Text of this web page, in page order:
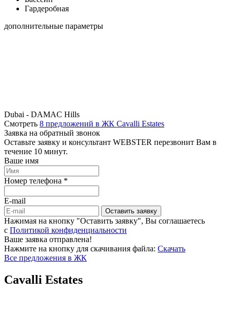
Гардеробная
дополнительные параметры
Dubai - DAMAC Hills
Смотреть 8 предложений в ЖК Cavalli Estates
Заявка на обратный звонок
Оставьте заявку и консультант WEBSTER перезвонит Вам в
течение 10 минут.
Ваше имя
Номер телефона *
E-mail
Оставить заявку
Нажимая на кнопку "Оставить заявку", Вы соглашаетесь
c Политикой конфиденциальности
Ваше заявка отправлена!
Нажмите на кнопку для скачивания файла: Скачать
Все предложения в ЖК
Cavalli Estates